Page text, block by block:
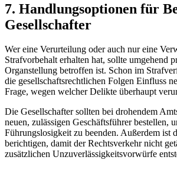
7. Handlungsoptionen für
Gesellschafter
Wer eine Verurteilung oder auch nur eine
Strafvorbehalt erhalten hat, sollte umgehend
Organstellung betroffen ist. Schon im
die gesellschaftsrechtlichen Folgen Einfluss
Frage, wegen welcher Delikte überhaupt
Die Gesellschafter sollten bei drohendem
neuen, zulässigen Geschäftsführer bestellen,
Führungslosigkeit zu beenden. Außerdem ist
berichtigen, damit der Rechtsverkehr nicht
zusätzlichen Unzuverlässigkeitsvorwürfe